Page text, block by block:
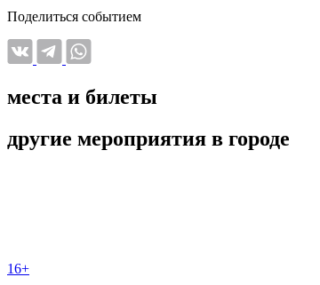
Поделиться событием
места и билеты
другие мероприятия в городе
16+